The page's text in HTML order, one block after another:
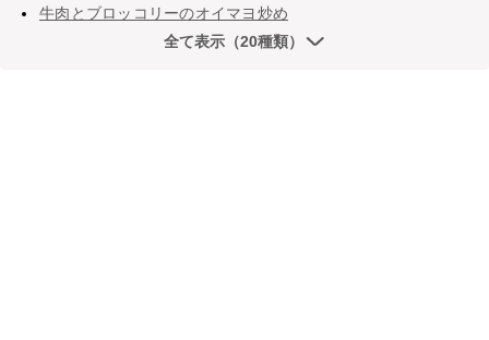
牛肉とブロッコリーのオイマヨ炒め
全て表示（20種類）